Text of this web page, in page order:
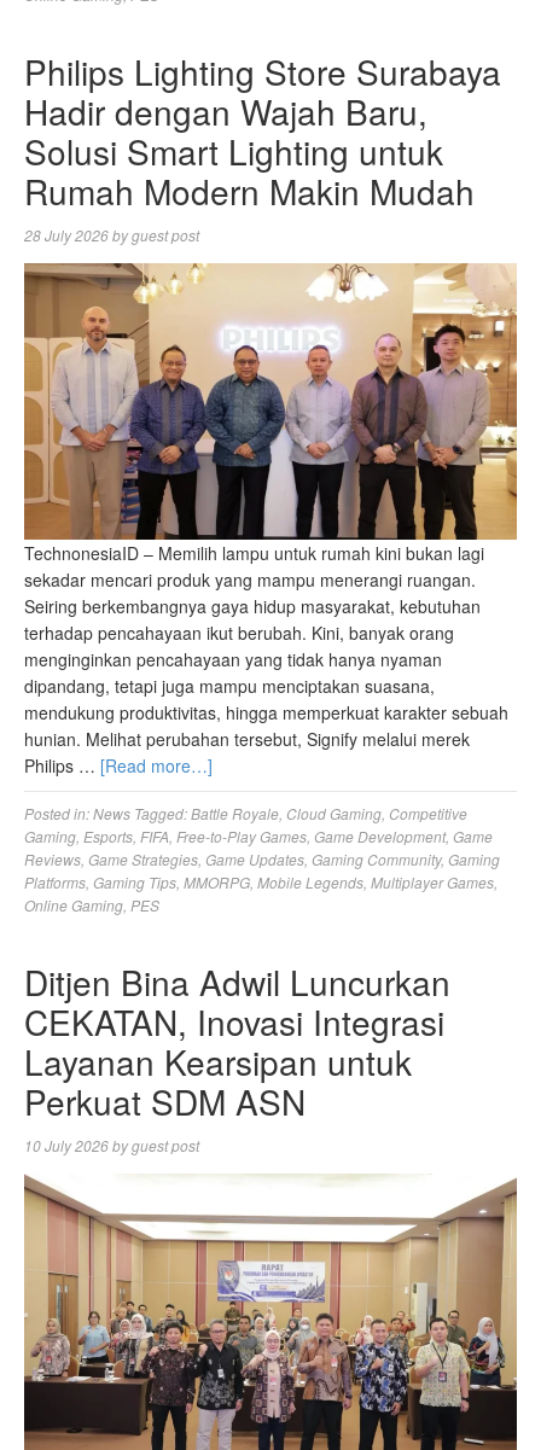
Philips Lighting Store Surabaya
Hadir dengan Wajah Baru,
Solusi Smart Lighting untuk
Rumah Modern Makin Mudah
28 July 2026byguest post
TechnonesiaID – Memilih lampu untuk rumah kini bukan lagi
sekadar mencari produk yang mampu menerangi ruangan.
Seiring berkembangnya gaya hidup masyarakat, kebutuhan
terhadap pencahayaan ikut berubah. Kini, banyak orang
menginginkan pencahayaan yang tidak hanya nyaman
dipandang, tetapi juga mampu menciptakan suasana,
mendukung produktivitas, hingga memperkuat karakter sebuah
hunian. Melihat perubahan tersebut, Signify melalui merek
Philips … [Read more…]
Posted in:News Tagged:Battle Royale, Cloud Gaming, Competitive
Gaming, Esports, FIFA, Free-to-Play Games, Game Development, Game
Reviews, Game Strategies, Game Updates, Gaming Community, Gaming
Platforms, Gaming Tips, MMORPG, Mobile Legends, Multiplayer Games,
Online Gaming, PES
Ditjen Bina Adwil Luncurkan
CEKATAN, Inovasi Integrasi
Layanan Kearsipan untuk
Perkuat SDM ASN
10 July 2026byguest post